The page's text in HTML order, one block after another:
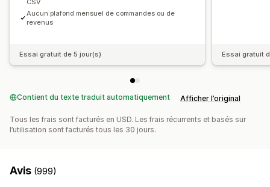
CSV
Aucun plafond mensuel de commandes ou de
revenus
Essai gratuit de 5 jour(s) Essai gratuit
Contient du texte traduit automatiquement Afficher l’original
Tous les frais sont facturés en USD. Les frais récurrents et basés sur
l’utilisation sont facturés tous les 30 jours.
Avis (999)